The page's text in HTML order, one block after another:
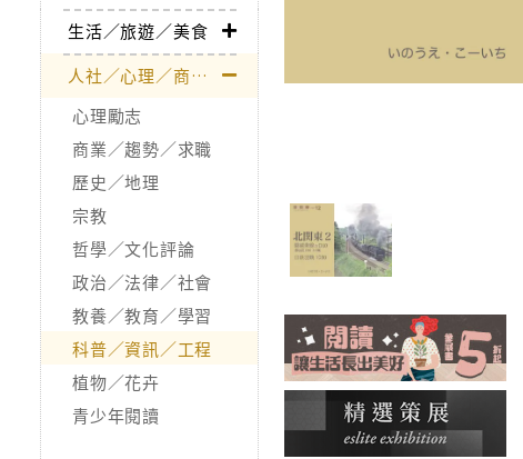
生活／旅遊／美食
人社／心理／商業／其他
心理勵志
商業／趨勢／求職
歷史／地理
宗教
哲學／文化評論
政治／法律／社會
教養／教育／學習
科普／資訊／工程
植物／花卉
青少年閱讀